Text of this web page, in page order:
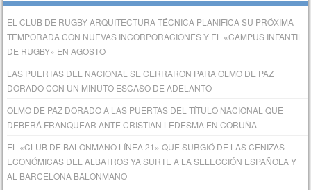
EL CLUB DE RUGBY ARQUITECTURA TÉCNICA PLANIFICA SU PRÓXIMA
TEMPORADA CON NUEVAS INCORPORACIONES Y EL «CAMPUS INFANTIL
DE RUGBY» EN AGOSTO
LAS PUERTAS DEL NACIONAL SE CERRARON PARA OLMO DE PAZ
DORADO CON UN MINUTO ESCASO DE ADELANTO
OLMO DE PAZ DORADO A LAS PUERTAS DEL TÍTULO NACIONAL QUE
DEBERÁ FRANQUEAR ANTE CRISTIAN LEDESMA EN CORUÑA
EL «CLUB DE BALONMANO LÍNEA 21» QUE SURGIÓ DE LAS CENIZAS
ECONÓMICAS DEL ALBATROS YA SURTE A LA SELECCIÓN ESPAÑOLA Y
AL BARCELONA BALONMANO